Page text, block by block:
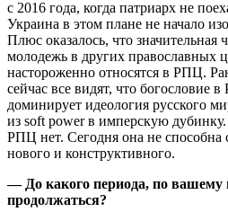
с 2016 года, когда патриарх не
Украина в этом плане не начало
Плюс оказалось, что значительная
молодежь в других православных
настороженно относятся в РПЦ.
сейчас все видят, что богословие
доминирует идеология русского
из soft power в имперскую
РПЦ нет. Сегодня она не способна
нового и конструктивного.
— До какого периода, по вашему
продолжаться?